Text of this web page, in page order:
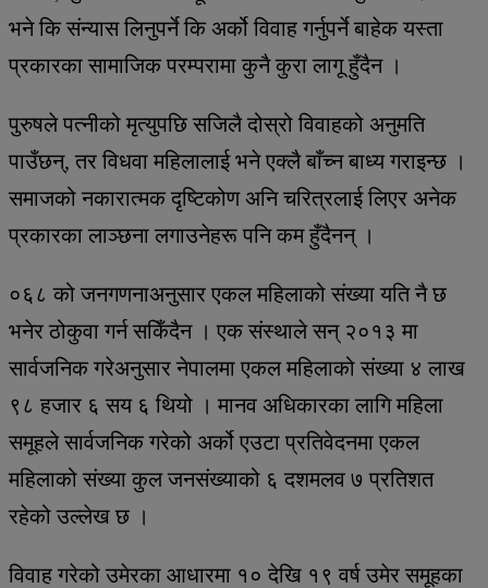
भने कि संन्यास लिनुपर्ने कि अर्को विवाह गर्नुपर्ने बाहेक यस्ता
प्रकारका सामाजिक परम्परामा कुनै कुरा लागू हुँदैन ।
पुरुषले पत्नीको मृत्युपछि सजिलै दोस्रो विवाहको अनुमति
पाउँछन्, तर विधवा महिलालाई भने एक्लै बाँच्न बाध्य गराइन्छ ।
समाजको नकारात्मक दृष्टिकोण अनि चरित्रलाई लिएर अनेक
प्रकारका लाञ्छना लगाउनेहरू पनि कम हुँदैनन् ।
०६८ को जनगणनाअनुसार एकल महिलाको संख्या यति नै छ
भनेर ठोकुवा गर्न सकिँदैन । एक संस्थाले सन् २०१३ मा
सार्वजनिक गरेअनुसार नेपालमा एकल महिलाको संख्या ४ लाख
९८ हजार ६ सय ६ थियो । मानव अधिकारका लागि महिला
समूहले सार्वजनिक गरेको अर्को एउटा प्रतिवेदनमा एकल
महिलाको संख्या कुल जनसंख्याको ६ दशमलव ७ प्रतिशत
रहेको उल्लेख छ ।
विवाह गरेको उमेरका आधारमा १० देखि १९ वर्ष उमेर समूहका